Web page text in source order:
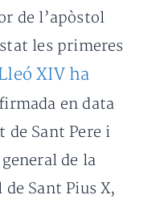
de l’apòstol
les primeres
XIV ha
en data
de Sant Pere i
de la
Sant Pius X,